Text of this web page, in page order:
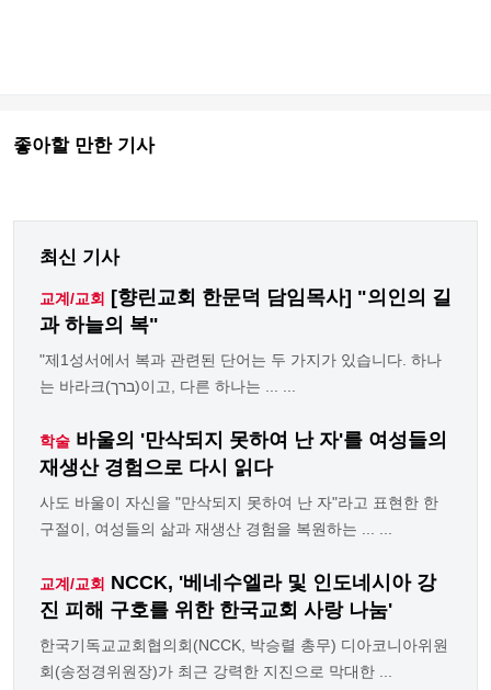
좋아할 만한 기사
최신 기사
교계/교회
[향린교회 한문덕 담임목사] "의인의 길
과 하늘의 복"
"제1성서에서 복과 관련된 단어는 두 가지가 있습니다. 하나
는 바라크(ברך)이고, 다른 하나는 ... ...
학술 바울의 '만삭되지 못하여 난 자'를 여성들의
재생산 경험으로 다시 읽다
사도 바울이 자신을 "만삭되지 못하여 난 자"라고 표현한 한
구절이, 여성들의 삶과 재생산 경험을 복원하는 ... ...
교계/교회 NCCK, '베네수엘라 및 인도네시아 강
진 피해 구호를 위한 한국교회 사랑 나눔'
한국기독교교회협의회(NCCK, 박승렬 총무) 디아코니아위원
회(송정경위원장)가 최근 강력한 지진으로 막대한 ...